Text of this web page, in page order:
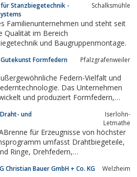
Stanzbiegetechnik -
Schalksmühle
Familienunternehmen und steht seit
Qualität im Bereich
Stanzbiegetechnik und Baugruppenmontage.
Formfedern
Pfalzgrafenweiler
Federn-Vielfalt und
Das Unternehmen
und produziert Formfedern,
aus sämtlichen Flach- und
und
Iserlohn-
Letmathe
für Erzeugnisse von höchster
umfasst Drahtbiegeteile,
Christian Bauer GmbH + Co. KG
Welzheim